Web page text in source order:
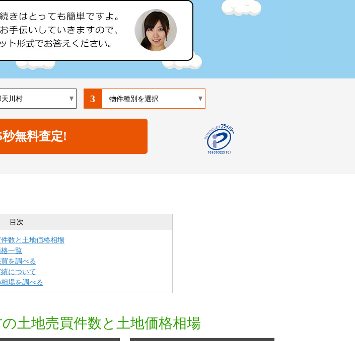
3
目次
数と土地価格相場
一覧
を調べる
について
場を調べる
土地売買件数と土地価格相場